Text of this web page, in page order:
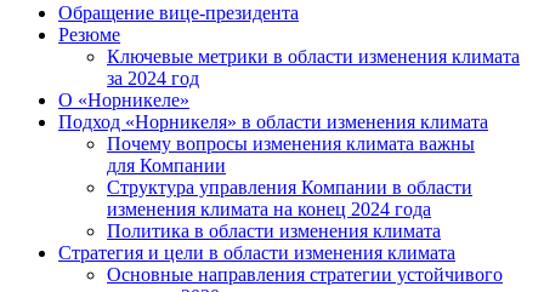
Обращение вице-президента
Резюме
Ключевые метрики в области изменения климата
за 2024 год
О «Норникеле»
Подход «Норникеля» в области изменения климата
Почему вопросы изменения климата важны
для Компании
Структура управления Компании в области
изменения климата на конец 2024 года
Политика в области изменения климата
Стратегия и цели в области изменения климата
Основные направления стратегии устойчивого